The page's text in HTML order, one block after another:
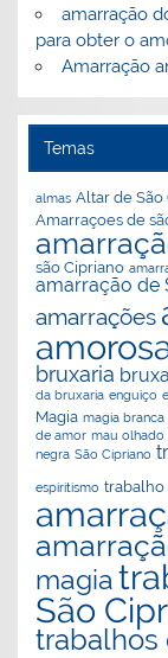
Como
amarração
para obter o
Amarração
Temas
almas Altar de São
Amarraçoes de
são Cipriano
amarração de
amarrações
bruxaria
da bruxaria enguiço
Magia magia branca
de amor mau olhado
negra São Cipriano
espiritismo trabalho
magia
São
trabalhos